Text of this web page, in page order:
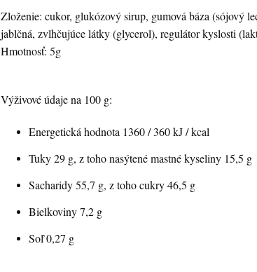
Zloženie: cukor, glukózový sirup, gumová báza (sójový
jablčná, zvlhčujúce látky (glycerol), regulátor kyslosti
Hmotnosť: 5g
Výživové údaje na 100 g:
Energetická hodnota 1360 / 360 kJ / kcal
Tuky 29 g, z toho nasýtené mastné kyseliny 15,5 g
Sacharidy 55,7 g, z toho cukry 46,5 g
Bielkoviny 7,2 g
Soľ 0,27 g